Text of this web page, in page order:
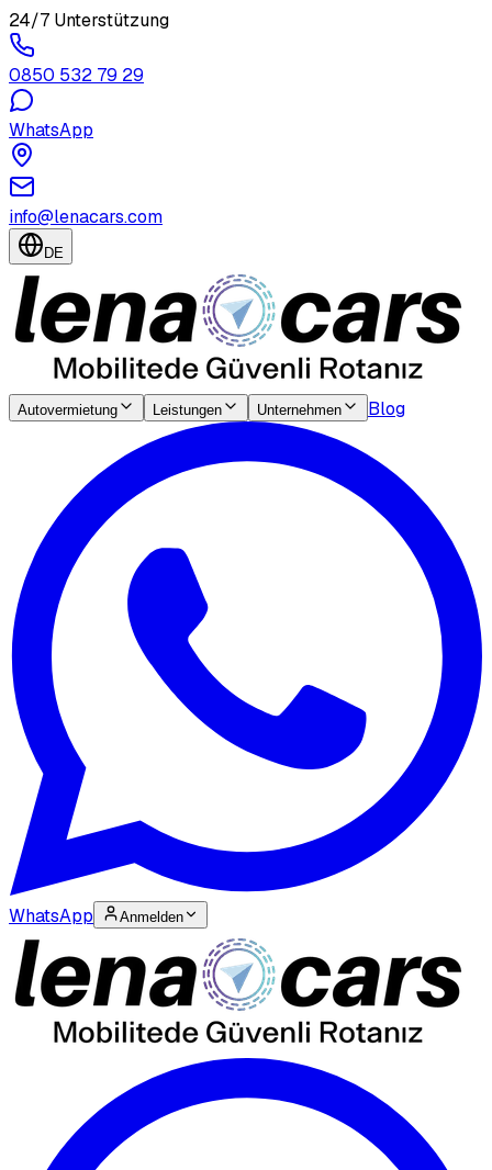
24/7 Unterstützung
0850 532 79 29
WhatsApp
info@lenacars.com
DE
Autovermietung Leistungen Unternehmen Blog
WhatsApp Anmelden